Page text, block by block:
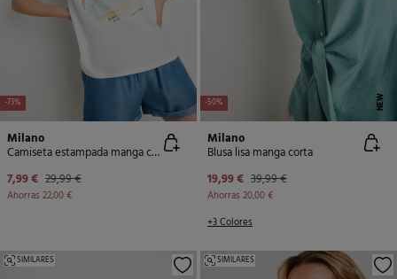
-73%
Milano
Camiseta estampada manga corta
7,99 € 29,99 €
Ahorras 22,00 €
-50% NEW
Milano
Blusa lisa manga corta
19,99 € 39,99 €
Ahorras 20,00 €
+3 Colores
SIMILARES SIMILARES